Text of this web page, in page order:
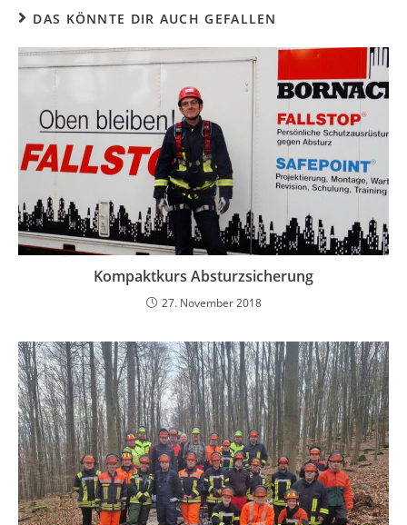
DAS KÖNNTE DIR AUCH GEFALLEN
Kompaktkurs Absturzsicherung
27. November 2018